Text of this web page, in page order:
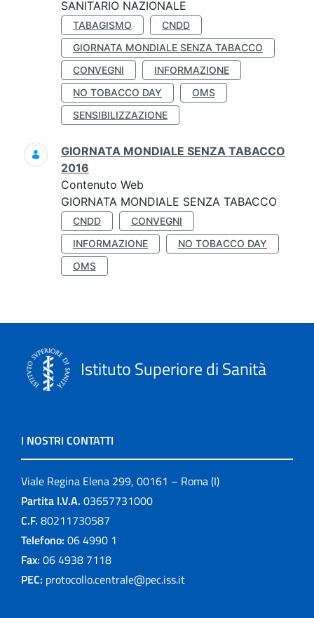
SANITARIO NAZIONALE
TABAGISMO
CNDD
GIORNATA MONDIALE SENZA TABACCO
CONVEGNI
INFORMAZIONE
NO TOBACCO DAY
OMS
SENSIBILIZZAZIONE
GIORNATA MONDIALE SENZA TABACCO
2016
Contenuto Web
GIORNATA MONDIALE SENZA TABACCO
CNDD
CONVEGNI
INFORMAZIONE
NO TOBACCO DAY
OMS
Istituto Superiore di Sanità
I NOSTRI CONTATTI
Viale Regina Elena 299, 00161 – Roma (I)
Partita I.V.A. 03657731000
C.F. 80211730587
Telefono: 06 4990 1
Fax: 06 4938 7118
PEC: protocollo.centrale@pec.iss.it